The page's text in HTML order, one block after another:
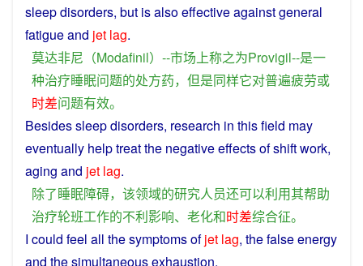
sleepdisorders, but isalsoeffectiveagainstgeneral
fatigueand jet lag.
莫达非尼 （Modafinil）--市场上称之为Provigil--是一
种治疗睡眠问题的处方药， 但是同样它对普遍疲劳或
时差问题有效。
Besidessleepdisorders, research in thisfield may
eventually helptreatthe negativeeffectsofshiftwork,
aging and jet lag.
除了睡眠障碍， 该领域的研究人员还可以利用其帮助
治疗轮班工作的不利影响、 老化和时差综合征。
I could feel all thesymptomsofjet lag, thefalseenergy
and the simultaneousexhaustion.